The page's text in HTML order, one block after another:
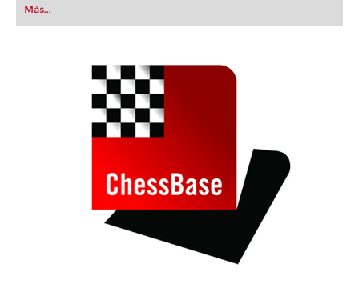
first steps into the world of club chess, or already
playing at a tournament level: with FRITZ, you can
train more efficiently, intelligently and with a
Más...